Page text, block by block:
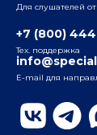
ул.
Бауманский
ул.
Плаза», 4-й
Для слушателей
+7 (800)
Тех. поддержка
E-mail для